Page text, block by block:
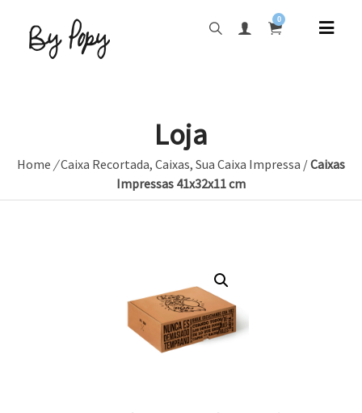
0
Loja
Home /Caixa Recortada, Caixas, Sua Caixa Impressa /Caixas
Impressas 41x32x11 cm